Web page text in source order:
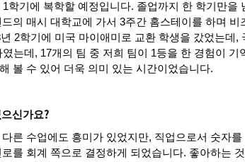
1학기에 복학할 예정입니다. 졸업까지 한 학기만을
의 매시 대학교에 가서 3주간 홈스테이를 하며 비
년 2학기에 미국 마이애미로 교환 학생을 갔었는데 ,
는데 , 17개의 팀 중 저희 팀이 1등을 한 경험이 기
볼 수 있어 더욱 의미 있는 시간이었습니다.
으신가요?
다른 수업에도 흥미가 있었지만, 직업으로서 숫자를
로를 회계 쪽으로 결정하게 되었습니다. 좋아하는